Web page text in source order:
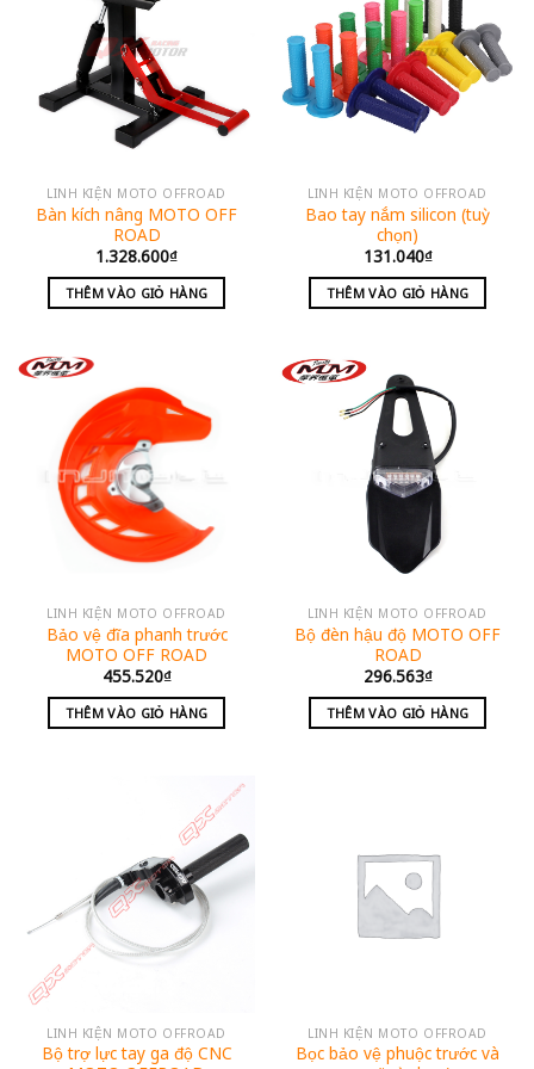
LINH KIỆN MOTO OFFROAD
Bàn kích nâng MOTO OFF
ROAD
1.328.600₫
THÊM VÀO GIỎ HÀNG
LINH KIỆN MOTO OFFROAD
Bao tay nắm silicon (tuỳ
chọn)
131.040₫
THÊM VÀO GIỎ HÀNG
LINH KIỆN MOTO OFFROAD
Bảo vệ đĩa phanh trước
MOTO OFF ROAD
455.520₫
THÊM VÀO GIỎ HÀNG
LINH KIỆN MOTO OFFROAD
Bộ đèn hậu độ MOTO OFF
ROAD
296.563₫
THÊM VÀO GIỎ HÀNG
LINH KIỆN MOTO OFFROAD
Bộ trợ lực tay ga độ CNC
LINH KIỆN MOTO OFFROAD
Bọc bảo vệ phuộc trước và